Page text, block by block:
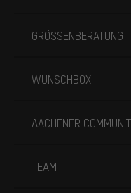
GRÖSSENBERATUNG
WUNSCHBOX
AACHENER
TEAM